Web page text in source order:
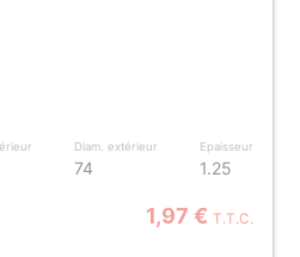
Diam. extérieur
74
Epaisseur
1.25
1,97 € T.T.C.